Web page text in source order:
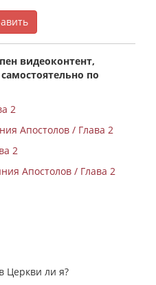
видеоконтент,
по
2
Апостолов / Глава 2
2
Апостолов / Глава 2
Церкви ли я?